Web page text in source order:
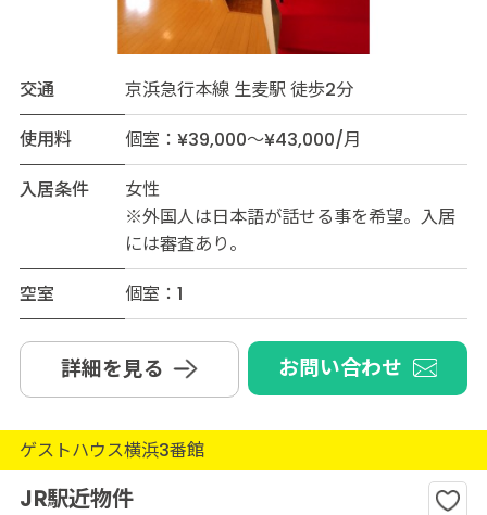
交通
京浜急行本線 生麦駅 徒歩2分
使用料
個室：¥39,000～¥43,000/月
入居条件
女性
※外国人は日本語が話せる事を希望。入居
には審査あり。
空室
個室：1
詳細を見る お問い合わせ
ゲストハウス横浜3番館
JR駅近物件